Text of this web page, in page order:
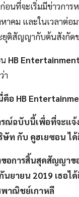
นที่จะเริ่มมีข่าวการ
าคม และในเวลาต่อ
ยุติสัญญากับต้นสังกัด
HB Entertainment
า
อ HB
รณ์ฉบับนี้เพื่อที่จะแ
ท กับ คูฮเยซอน ไ
ขอการสิ้นสุดสัญญาข
นยายน 2019 เธอไ
าณิชย์เกาหลี